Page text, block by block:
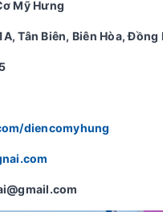
Mỹ Hưng
Tân Biên, Biên Hòa, Đồng
diencomyhung